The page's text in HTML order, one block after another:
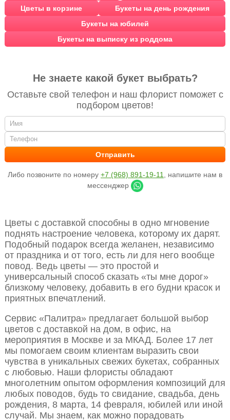
Цветы в корзине
Букеты на день рождения
Букеты на юбилей
Букеты на выписку из роддома
Не знаете какой букет выбрать?
Оставьте свой телефон и наш флорист поможет с
подбором цветов!
Либо позвоните по номеру +7 (968) 891-19-11
, напишите нам в
мессенджер
Цветы с доставкой способны в одно мгновение
поднять настроение человека, которому их дарят.
Подобный подарок всегда желанен, независимо
от праздника и от того, есть ли для него вообще
повод. Ведь цветы — это простой и
универсальный способ сказать «ты мне дорог»
близкому человеку, добавить в его будни красок и
приятных впечатлений.
Сервис «Палитра» предлагает большой выбор
цветов с доставкой на дом, в офис, на
мероприятия в Москве и за МКАД. Более 17 лет
мы помогаем своим клиентам выразить свои
чувства в уникальных свежих букетах, собранных
с любовью. Наши флористы обладают
многолетним опытом оформления композиций для
любых поводов, будь то свидание, свадьба, день
рождения, 8 марта, 14 февраля, юбилей или иной
случай. Мы знаем, как можно порадовать